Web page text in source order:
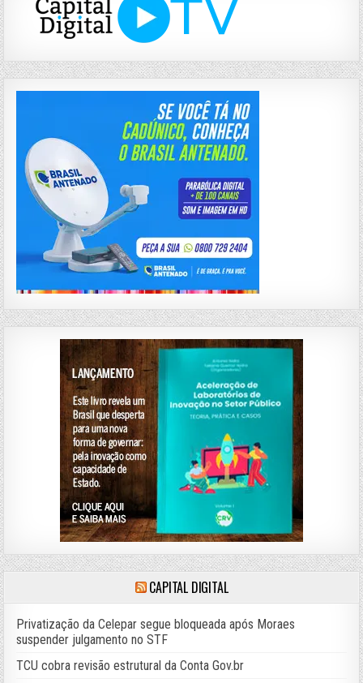
CAPITAL DIGITAL
Privatização da Celepar segue bloqueada após Moraes
suspender julgamento no STF
TCU cobra revisão estrutural da Conta Gov.br